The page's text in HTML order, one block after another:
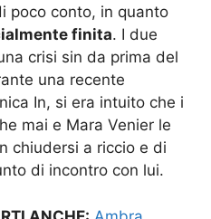
poco conto, in quanto
finita. I due
crisi sin da prima del
una recente
In, si era intuito che i
mai e Mara Venier le
chiudersi a riccio e di
di incontro con lui.